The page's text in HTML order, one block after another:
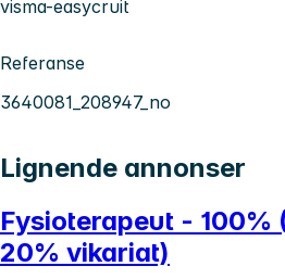
visma-easycruit
Referanse
3640081_208947_no
Lignende annonser
Fysioterapeut - 100%
20% vikariat)